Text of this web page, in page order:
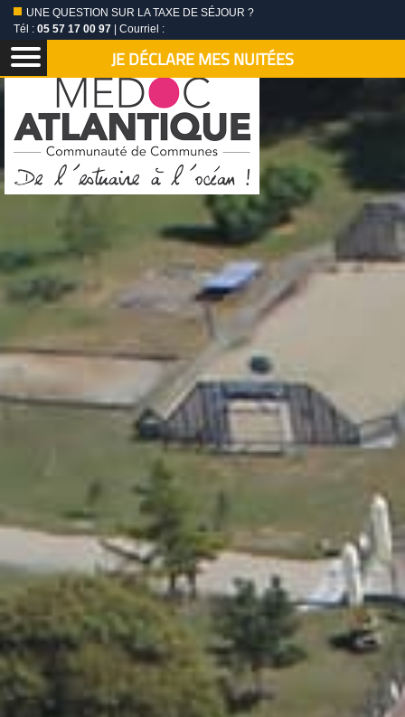
UNE QUESTION SUR LA TAXE DE SÉJOUR ?
Tél : 05 57 17 00 97 | Courriel :
JE DÉCLARE MES NUITÉES